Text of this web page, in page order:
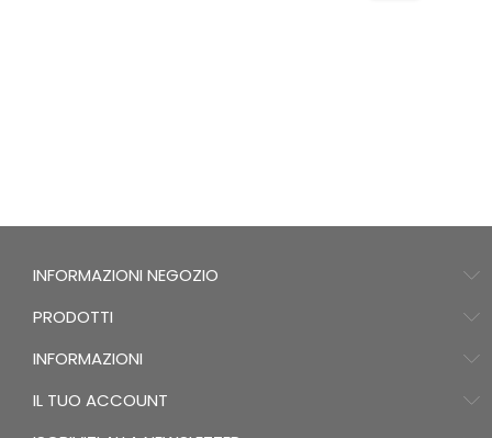
INFORMAZIONI NEGOZIO
PRODOTTI
INFORMAZIONI
IL TUO ACCOUNT